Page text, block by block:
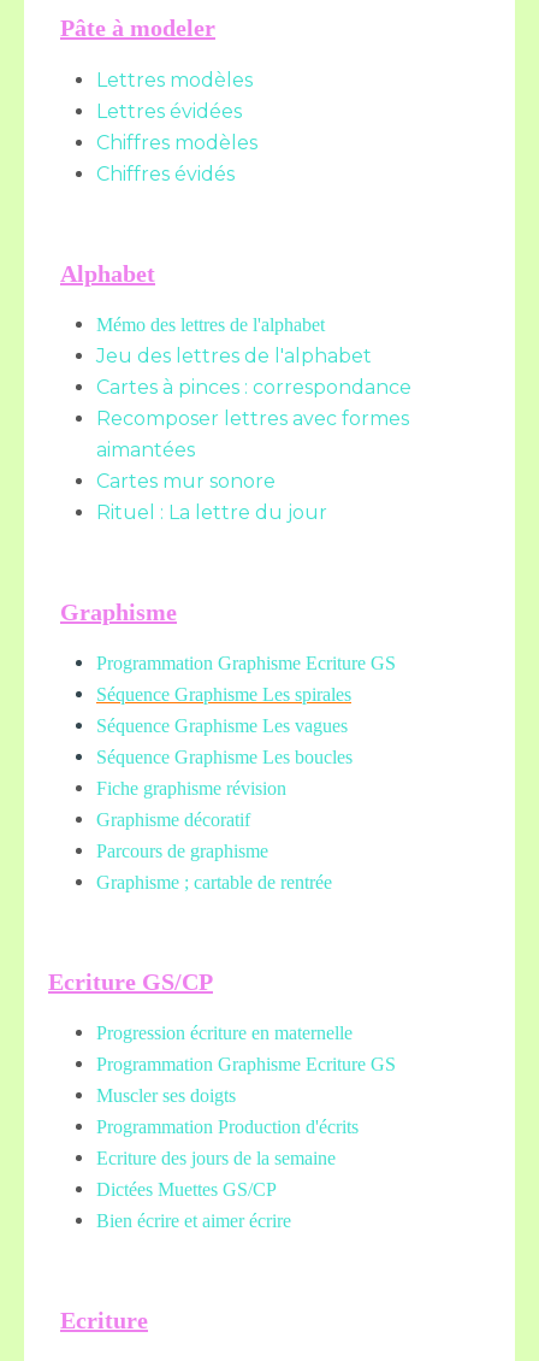
Pâte à modeler
Lettres modèles
Lettres évidées
Chiffres modèles
Chiffres évidés
Alphabet
Mémo des lettres de l'alphabet
Jeu des lettres de l'alphabet
Cartes à pinces : correspondance
Recomposer lettres avec formes
aimantées
Cartes mur sonore
Rituel : La lettre du jour
Graphisme
Programmation Graphisme Ecriture GS
Séquence Graphisme Les spirales
Séquence Graphisme Les vagues
Séquence Graphisme Les boucles
Fiche graphisme révision
Graphisme décoratif
Parcours de graphisme
Graphisme ; cartable de rentrée
Ecriture GS/CP
Progression écriture en maternelle
Programmation Graphisme Ecriture GS
Muscler ses doigts
Programmation Production d'écrits
Ecriture des jours de la semaine
Dictées Muettes GS/CP
Bien écrire et aimer écrire
Ecriture